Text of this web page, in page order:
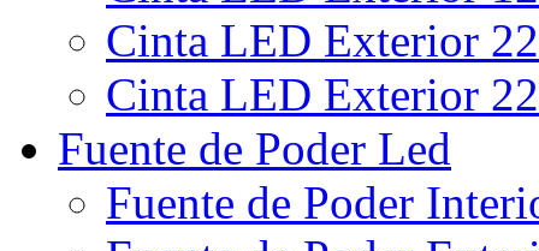
Cinta LED Exterior
Cinta LED Exterior
Fuente de Poder Led
Fuente de Poder